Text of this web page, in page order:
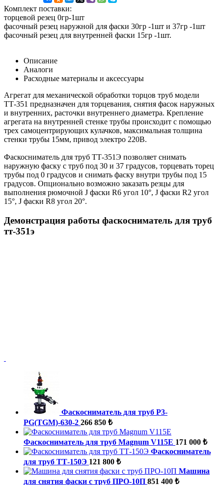
Комплект поставки:
торцевой резец 0гр-1шт
фасочный резец наружной для фаски 30гр -1шт и 37гр -1шт
фасочный резец для внутренней фаски 15гр -1шт.
Описание
Аналоги
Расходные материалы и аксессуары
Агрегат для механической обработки торцов труб модели
ТТ-351 предназначен для торцевания, снятия фасок наружных
и внутренних, расточки внутреннего диаметра. Крепление
агрегата на внутренней стенке трубы происходит с помощью
трех самоцентрирующих кулачков, максимальная толщина
стенки трубы 15мм, привод электро 220В.
Фаскосниматель для труб ТТ-351Э позволяет снимать
наружную фаску с труб под 30 и 37 градусов, торцевать торец
трубы под 0 градусов и снимать фаску внутри трубы под 15
градусов. Опционально возможно заказать резцы для
выполнения рюмочной J фаски R6 угол 10°, J фаски R2 угол
15°, J фаски R8 угол 20°.
Демонстрация работы фаскосниматель для труб
тт-351э
Фаскосниматель для труб P3-
PG(TGM)-630-2 266 850 ₺
Фаскосниматель для труб Magnum V115E 171 000 ₺
Фаскосниматель
для труб ТТ-150Э 121 800 ₺
Машина
для снятия фаски с труб ПРО-10П 851 400 ₺